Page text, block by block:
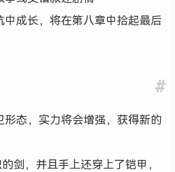
中成长，将在第八章中拾起最后
#
态，实力将会增强，获得新的
剑，并且手上还穿上了铠甲，